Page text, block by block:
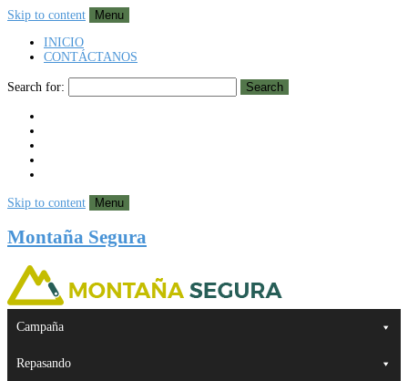
Skip to content
Menu
INICIO
CONTÁCTANOS
Search for: Search
Skip to content Menu
Montaña Segura
Campaña
Repasando